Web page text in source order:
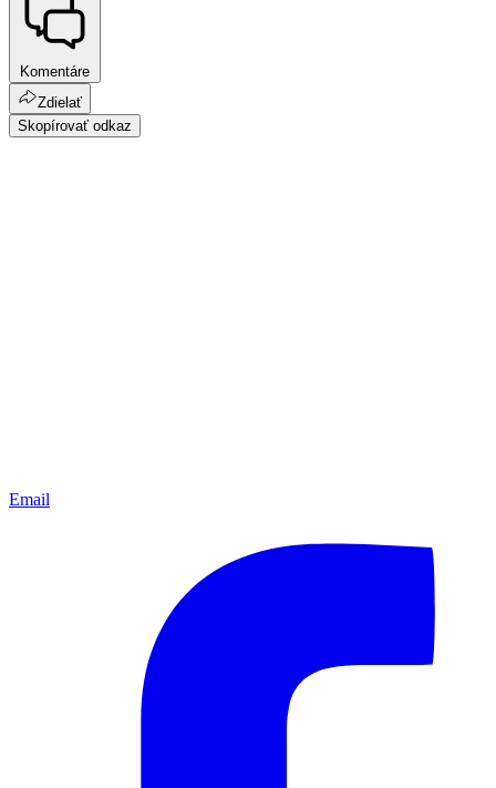
Komentáre
Zdielať
Skopírovať odkaz
Email